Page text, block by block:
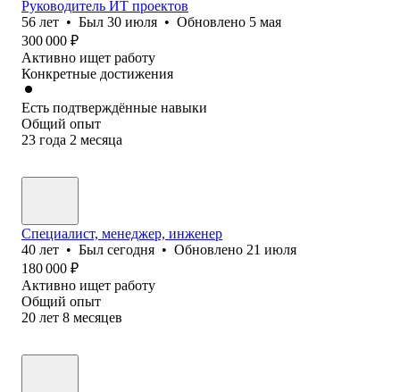
Руководитель ИТ проектов
56 лет • Был 30 июля • Обновлено 5 мая
300 000 ₽
Активно ищет работу
Конкретные достижения
Есть подтверждённые навыки
Общий опыт
23 года 2 месяца
Специалист, менеджер, инженер
40 лет • Был сегодня • Обновлено 21 июля
180 000 ₽
Активно ищет работу
Общий опыт
20 лет 8 месяцев